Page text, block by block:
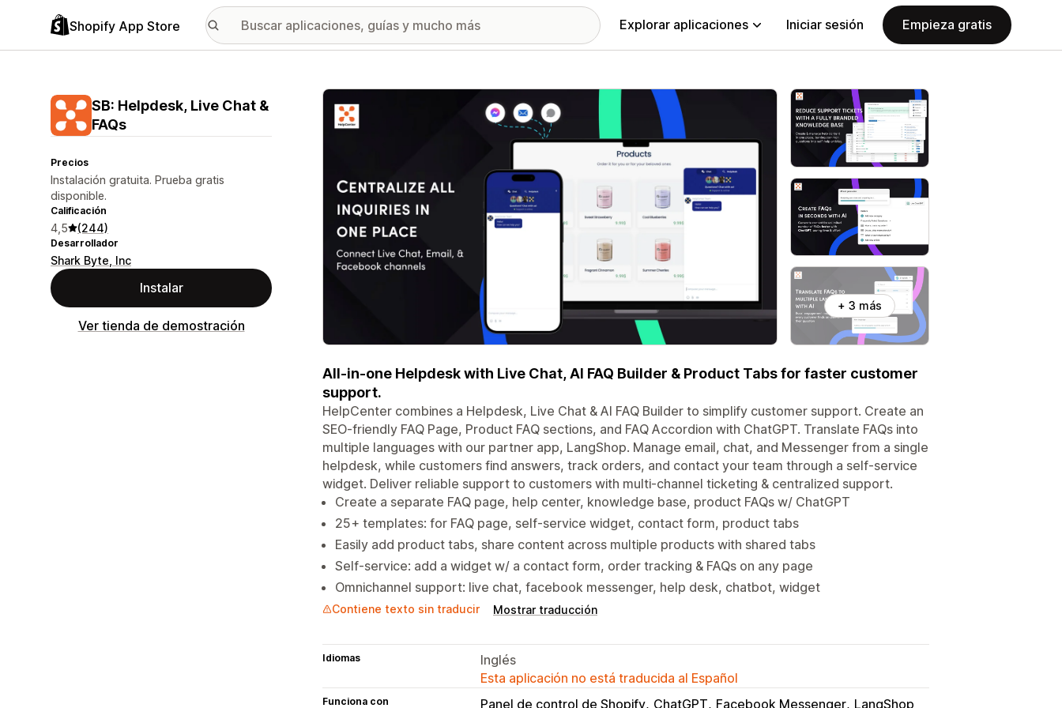
Shopify App Store Explorar aplicaciones Iniciar sesión Empieza gratis
SB: Helpdesk, Live Chat &
FAQs
Precios
Instalación gratuita. Prueba gratis
disponible.
Calificación
4,5 (244)
Desarrollador
Shark Byte, Inc
Instalar
Ver tienda de demostración
Galería de imágenes destacadas
+ 3 más
All-in-one Helpdesk with Live Chat, AI FAQ Builder & Product Tabs for faster customer
support.
HelpCenter combines a Helpdesk, Live Chat & AI FAQ Builder to simplify customer support. Create an
SEO-friendly FAQ Page, Product FAQ sections, and FAQ Accordion with ChatGPT. Translate FAQs into
multiple languages with our partner app, LangShop. Manage email, chat, and Messenger from a single
helpdesk, while customers find answers, track orders, and contact your team through a self-service
widget. Deliver reliable support to customers with multi-channel ticketing & centralized support.
Create a separate FAQ page, help center, knowledge base, product FAQs w/ ChatGPT
25+ templates: for FAQ page, self-service widget, contact form, product tabs
Easily add product tabs, share content across multiple products with shared tabs
Self-service: add a widget w/ a contact form, order tracking & FAQs on any page
Omnichannel support: live chat, facebook messenger, help desk, chatbot, widget
Contiene texto sin traducir Mostrar traducción
Idiomas
Inglés
Esta aplicación no está traducida al Español
Funciona con Panel de control de Shopify ChatGPT Facebook Messenger LangShop